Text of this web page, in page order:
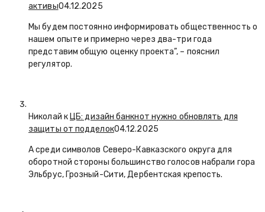
активы04.12.2025
Мы будем постоянно информировать общественность о
нашем опыте и примерно через два-три года
представим общую оценку проекта”, – пояснил
регулятор.
Николай к ЦБ: дизайн банкнот нужно обновлять для
защиты от подделок04.12.2025
А среди символов Северо-Кавказского округа для
оборотной стороны большинство голосов набрали гора
Эльбрус, Грозный-Сити, Дербентская крепость.